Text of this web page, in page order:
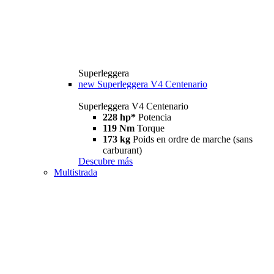
Superleggera
new Superleggera V4 Centenario
Superleggera V4 Centenario
228 hp* Potencia
119 Nm Torque
173 kg Poids en ordre de marche (sans
carburant)
Descubre más
Multistrada